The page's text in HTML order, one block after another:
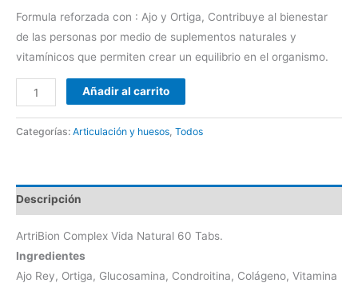
Formula reforzada con : Ajo y Ortiga, Contribuye al bienestar
de las personas por medio de suplementos naturales y
vitamínicos que permiten crear un equilibrio en el organismo.
Añadir al carrito
Categorías: Articulación y huesos Todos
Descripción
ArtriBion Complex Vida Natural 60 Tabs.
Ingredientes
Ajo Rey, Ortiga, Glucosamina, Condroitina, Colágeno, Vitamina